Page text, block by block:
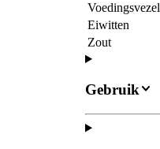
Voedingsvezel
Eiwitten
Zout
Gebruik